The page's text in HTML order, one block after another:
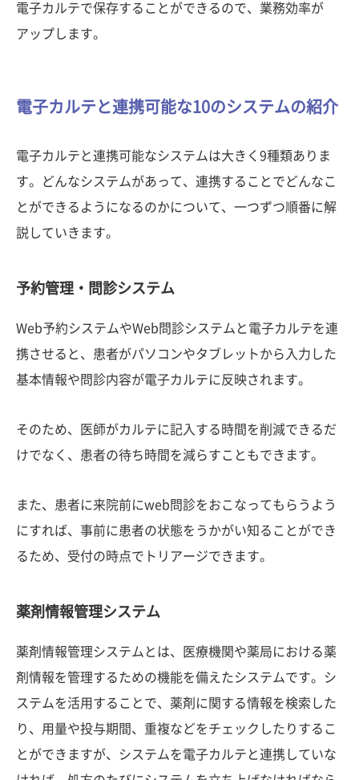
電子カルテで保存することができるので、業務効率が
アップします。
電子カルテと連携可能な10のシステムの紹介
電子カルテと連携可能なシステムは大きく9種類ありま
す。どんなシステムがあって、連携することでどんなこ
とができるようになるのかについて、一つずつ順番に解
説していきます。
予約管理・問診システム
Web予約システムやWeb問診システムと電子カルテを連
携させると、患者がパソコンやタブレットから入力した
基本情報や問診内容が電子カルテに反映されます。
そのため、医師がカルテに記入する時間を削減できるだ
けでなく、患者の待ち時間を減らすこともできます。
また、患者に来院前にweb問診をおこなってもらうよう
にすれば、事前に患者の状態をうかがい知ることができ
るため、受付の時点でトリアージできます。
薬剤情報管理システム
薬剤情報管理システムとは、医療機関や薬局における薬
剤情報を管理するための機能を備えたシステムです。シ
ステムを活用することで、薬剤に関する情報を検索した
り、用量や投与期間、重複などをチェックしたりするこ
とができますが、システムを電子カルテと連携していな